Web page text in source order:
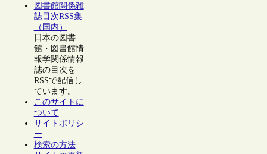
図書館関係雑
誌目次RSS集
（国内）
日本の図書
館・図書館情
報学関係情報
誌の目次を
RSSで配信し
ています。
このサイトに
ついて
サイトポリシ
ー
検索の方法